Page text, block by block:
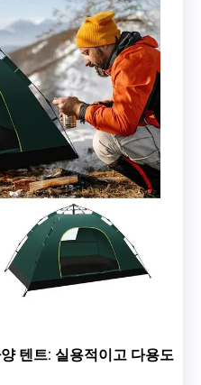
텐트: 실용적이고 다용도